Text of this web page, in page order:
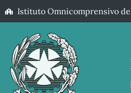
Istituto Omnicomprensivo